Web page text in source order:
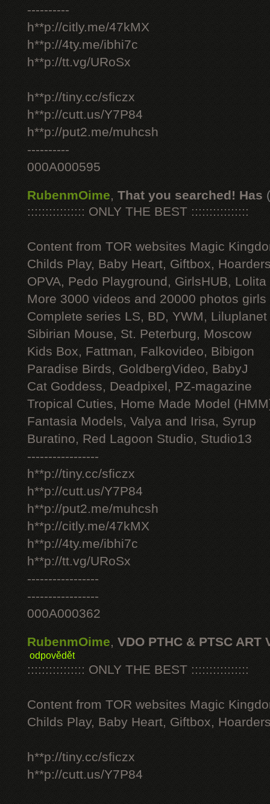
----------
h**p://citly.me/47kMX
h**p://4ty.me/ibhi7c
h**p://tt.vg/URoSx
h**p://tiny.cc/sficzx
h**p://cutt.us/Y7P84
h**p://put2.me/muhcsh
----------
000A000595
RubenmOime, That you searched! Has
:::::::::::::::: ONLY THE BEST ::::::::::::::::
Content from TOR websites Magic
Childs Play, Baby Heart, Giftbox,
OPVA, Pedo Playground, GirlsHUB, Lolita
More 3000 videos and 20000 photos
Complete series LS, BD, YWM, Liluplanet
Sibirian Mouse, St. Peterburg, Moscow
Kids Box, Fattman, Falkovideo, Bibigon
Paradise Birds, GoldbergVideo, BabyJ
Cat Goddess, Deadpixel, PZ-magazine
Tropical Cuties, Home Made Model
Fantasia Models, Valya and Irisa, Syrup
Buratino, Red Lagoon Studio, Studio13
-----------------
h**p://tiny.cc/sficzx
h**p://cutt.us/Y7P84
h**p://put2.me/muhcsh
h**p://citly.me/47kMX
h**p://4ty.me/ibhi7c
h**p://tt.vg/URoSx
-----------------
-----------------
000A000362
RubenmOime, VDO PTHC & PTSC ART
odpovědět
:::::::::::::::: ONLY THE BEST ::::::::::::::::
Content from TOR websites Magic
Childs Play, Baby Heart, Giftbox,
h**p://tiny.cc/sficzx
h**p://cutt.us/Y7P84